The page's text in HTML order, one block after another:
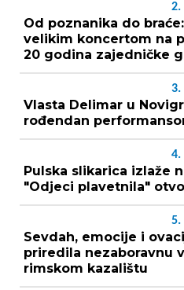
2.
Od poznanika do
velikim koncertom na
20 godina zajedničke
3.
Vlasta Delimar u
rođendan
4.
Pulska slikarica izlaže
"Odjeci plavetnila"
5.
Sevdah, emocije i
priredila nezaboravnu
rimskom kazalištu